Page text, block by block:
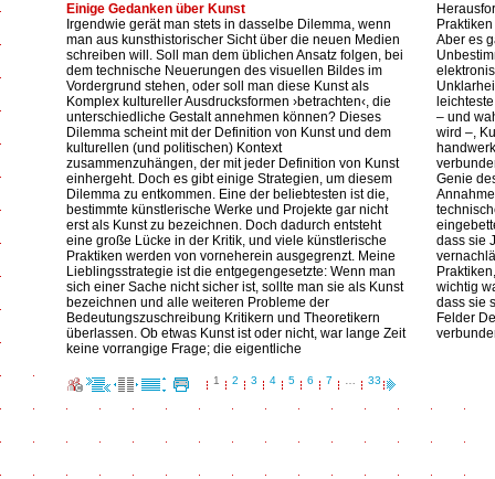
Einige Gedanken über Kunst
Irgendwie gerät man stets in dasselbe Dilemma, wenn
man aus kunsthistorischer Sicht über die neuen Medien
schreiben will. Soll man dem üblichen Ansatz folgen, bei
dem technische Neuerungen des visuellen Bildes im
Vordergrund stehen, oder soll man diese Kunst als
Komplex kultureller Ausdrucksformen ›betrachten‹, die
unterschiedliche Gestalt annehmen können? Dieses
Dilemma scheint mit der Definition von Kunst und dem
kulturellen (und politischen) Kontext
zusammenzuhängen, der mit jeder Definition von Kunst
einhergeht. Doch es gibt einige Strategien, um diesem
Dilemma zu entkommen. Eine der beliebtesten ist die,
bestimmte künstlerische Werke und Projekte gar nicht
erst als Kunst zu bezeichnen. Doch dadurch entsteht
eine große Lücke in der Kritik, und viele künstlerische
Praktiken werden von vorneherein ausgegrenzt. Meine
Lieblingsstrategie ist die entgegengesetzte: Wenn man
sich einer Sache nicht sicher ist, sollte man sie als Kunst
bezeichnen und alle weiteren Probleme der
Bedeutungszuschreibung Kritikern und Theoretikern
überlassen. Ob etwas Kunst ist oder nicht, war lange Zeit
keine vorrangige Frage; die eigentliche
Aber es
– und
wird –,
Genie
dass sie
wichtig
dass sie
Felder
1 2 3 4 5 6 7 33